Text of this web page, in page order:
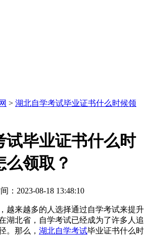
> 湖北自学考试毕业证书什么时候领
试毕业证书什么时
领取？
：2023-08-18 13:48:10
越来越多的人选择通过自学考试来提升
湖北省，自学考试已经成为了许多人追
。那么， 湖北自学考试毕业证书什么时